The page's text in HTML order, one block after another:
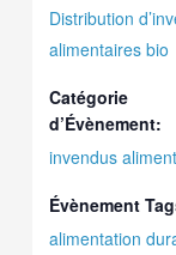
Distribution
alimentaires bio
Catégorie
d’Évènement:
invendus
Évènement
alimentation